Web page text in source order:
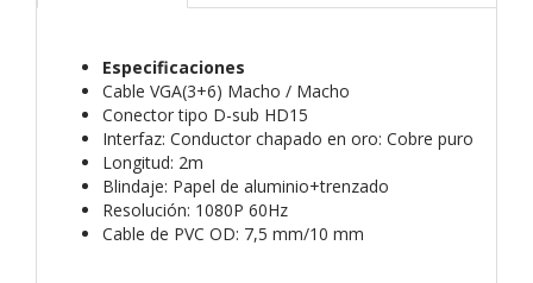
Especificaciones
Cable VGA(3+6) Macho / Macho
Conector tipo D-sub HD15
Interfaz: Conductor chapado en oro: Cobre puro
Longitud: 2m
Blindaje: Papel de aluminio+trenzado
Resolución: 1080P 60Hz
Cable de PVC OD: 7,5 mm/10 mm